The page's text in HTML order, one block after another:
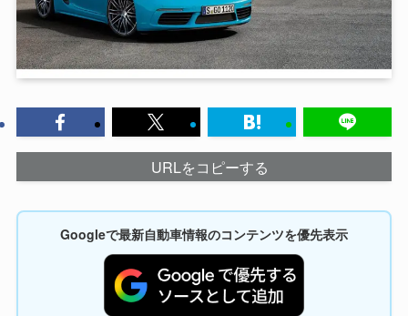
URLをコピーする
Googleで最新自動車情報のコンテンツを優先表示